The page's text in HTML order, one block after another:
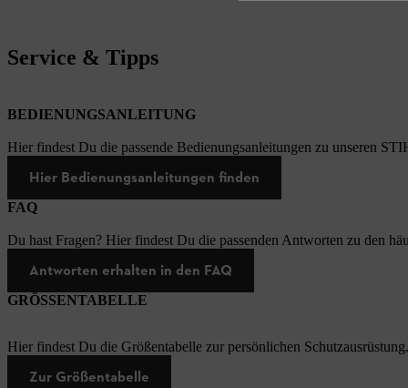
Service & Tipps
BEDIENUNGSANLEITUNG
Hier findest Du die passende Bedienungsanleitungen zu unseren
Hier Bedienungsanleitungen finden
FAQ
Du hast Fragen? Hier findest Du die passenden Antworten zu den
Antworten erhalten in den FAQ
GRÖSSENTABELLE
Hier findest Du die Größentabelle zur persönlichen Schutzausrüstung.
Zur Größentabelle